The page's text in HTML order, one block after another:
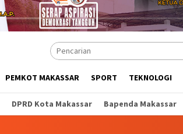
PEMKOT MAKASSAR SPORT TEKNOLOGI
DPRD Kota Makassar Bapenda Makassar